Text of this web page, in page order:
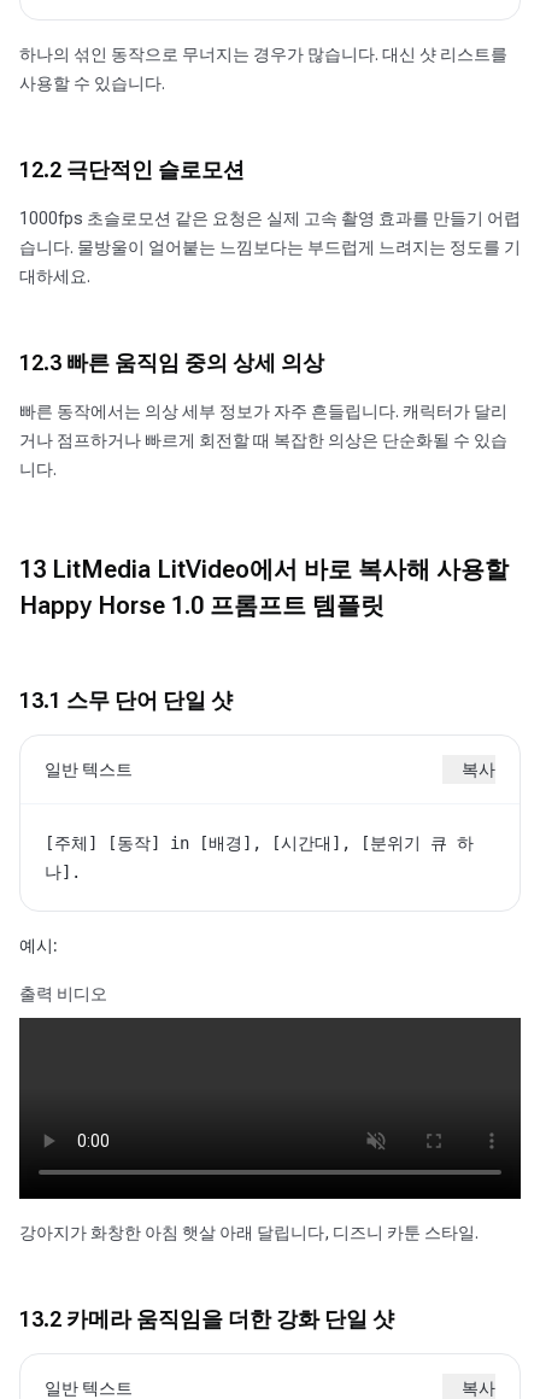
하나의 섞인 동작으로 무너지는 경우가 많습니다. 대신 샷 리스트를
사용할 수 있습니다.
12.2 극단적인 슬로모션
1000fps 초슬로모션 같은 요청은 실제 고속 촬영 효과를 만들기 어렵
습니다. 물방울이 얼어붙는 느낌보다는 부드럽게 느려지는 정도를 기
대하세요.
12.3 빠른 움직임 중의 상세 의상
빠른 동작에서는 의상 세부 정보가 자주 흔들립니다. 캐릭터가 달리
거나 점프하거나 빠르게 회전할 때 복잡한 의상은 단순화될 수 있습
니다.
13 LitMedia LitVideo에서 바로 복사해 사용할
Happy Horse 1.0 프롬프트 템플릿
13.1 스무 단어 단일 샷
일반 텍스트 복사
[주체] [동작] in [배경], [시간대], [분위기 큐 하
나].
예시:
출력 비디오
강아지가 화창한 아침 햇살 아래 달립니다, 디즈니 카툰 스타일.
13.2 카메라 움직임을 더한 강화 단일 샷
일반 텍스트 복사